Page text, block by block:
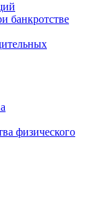
банкротстве
физического